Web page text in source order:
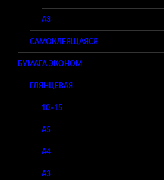
A3
САМОКЛЕЯЩАЯСЯ
БУМАГА ЭКОНОМ
ГЛЯНЦЕВАЯ
10×15
A5
A4
A3